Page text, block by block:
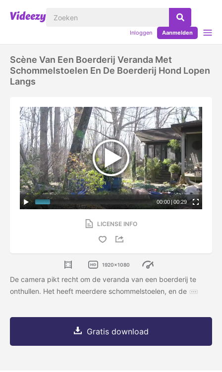
Inloggen Aanmelden
Scène Van Een Boerderij Veranda Met
Schommelstoelen En De Boerderij Hond Lopen
Langs
00:00|00:29
LICENSE INFO
1920x1080
De camera pikt recht om de veranda van een boerderij te
onthullen. Het heeft meerdere schommelstoelen, en de
Gratis download